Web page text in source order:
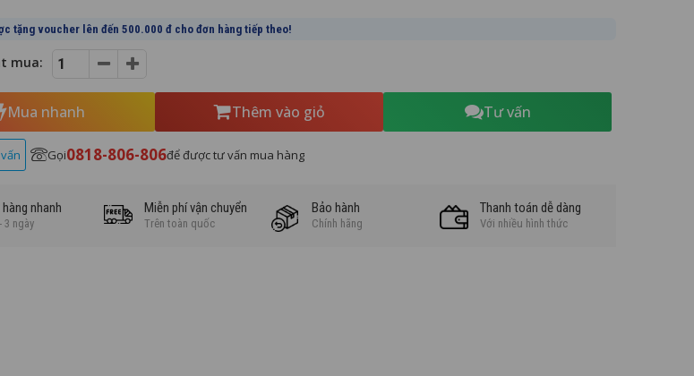
tặng voucher lên đến 500.000 đ cho đơn hàng tiếp theo!
mua:
Mua nhanh Thêm vào giỏ Tư vấn
Gọi0818-806-806để được tư vấn mua hàng
nhanh
3 ngày
Miễn phí vận chuyển
Trên toàn quốc
Bảo hành
Chính hãng
Thanh toán dễ dàng
Với nhiều hình thức